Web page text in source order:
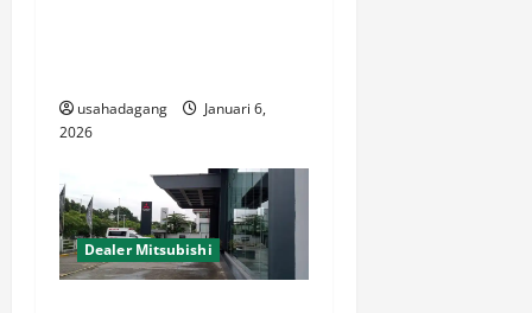
usahadagang
Januari 6,
2026
Dealer Mitsubishi